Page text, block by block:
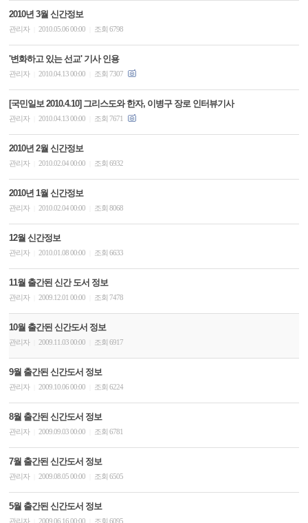
2010년 3월 신간정보
관리자 2010.05.06 00:00 조회 6798
'변화하고 있는 선교' 기사 인용
관리자 2010.04.13 00:00 조회 7307
[국민일보 2010.4.10] 그리스도와 한자, 이병구 장로 인터뷰기사
관리자 2010.04.13 00:00 조회 7671
2010년 2월 신간정보
관리자 2010.02.04 00:00 조회 6932
2010년 1월 신간정보
관리자 2010.02.04 00:00 조회 8068
12월 신간정보
관리자 2010.01.08 00:00 조회 6633
11월 출간된 신간 도서 정보
관리자 2009.12.01 00:00 조회 7478
10월 출간된 신간도서 정보
관리자 2009.11.03 00:00 조회 6917
9월 출간된 신간도서 정보
관리자 2009.10.06 00:00 조회 6224
8월 출간된 신간도서 정보
관리자 2009.09.03 00:00 조회 6781
7월 출간된 신간도서 정보
관리자 2009.08.05 00:00 조회 6505
5월 출간된 신간도서 정보
관리자 2009.06.16 00:00 조회 6095